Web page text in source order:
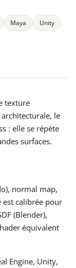
Maya
Unity
texture
le
: elle se répète
surfaces.
normal map,
est calibrée pour
(Blender),
équivalent
Engine, Unity,